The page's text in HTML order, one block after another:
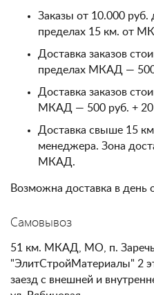
Заказы от 10.000 руб.
пределах 15 км. от
Доставка заказов
пределах МКАД —
Доставка заказов
МКАД — 500 руб. +
Доставка свыше 15
менеджера. Зона
МКАД.
Возможна доставка в день
Самовывоз
51 км. МКАД, МО, п.
"ЭлитСтройМатериалы" 2
заезд с внешней и